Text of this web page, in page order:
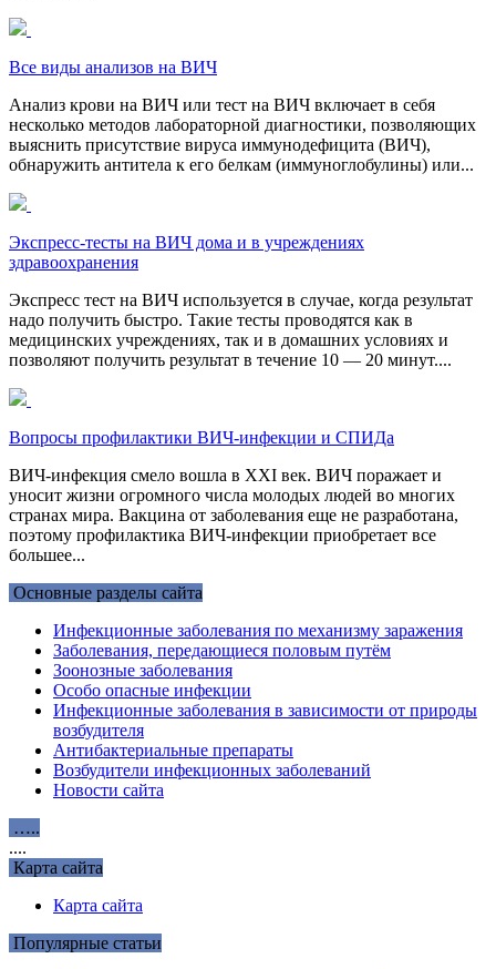
Все виды анализов на ВИЧ
Анализ крови на ВИЧ или тест на ВИЧ включает в себя
несколько методов лабораторной диагностики, позволяющих
выяснить присутствие вируса иммунодефицита (ВИЧ),
обнаружить антитела к его белкам (иммуноглобулины) или...
Экспресс-тесты на ВИЧ дома и в учреждениях
здравоохранения
Экспресс тест на ВИЧ используется в случае, когда результат
надо получить быстро. Такие тесты проводятся как в
медицинских учреждениях, так и в домашних условиях и
позволяют получить результат в течение 10 — 20 минут....
Вопросы профилактики ВИЧ-инфекции и СПИДа
ВИЧ-инфекция смело вошла в XXI век. ВИЧ поражает и
уносит жизни огромного числа молодых людей во многих
странах мира. Вакцина от заболевания еще не разработана,
поэтому профилактика ВИЧ-инфекции приобретает все
большее...
Основные разделы сайта
Инфекционные заболевания по механизму заражения
Заболевания, передающиеся половым путём
Зоонозные заболевания
Особо опасные инфекции
Инфекционные заболевания в зависимости от природы
возбудителя
Антибактериальные препараты
Возбудители инфекционных заболеваний
Новости сайта
…..
....
Карта сайта
Карта сайта
Популярные статьи